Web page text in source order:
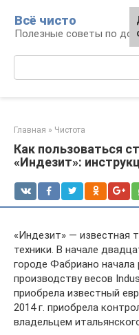
контенту
Всё чисто
Полезные советы по
Главная » Чистота
Как пользоваться
«Индезит»:
«Индезит» — известная
техники. В начале
городе Фабриано начала
производству весов
приобрела известный
2014 г. приобрела
владельцем